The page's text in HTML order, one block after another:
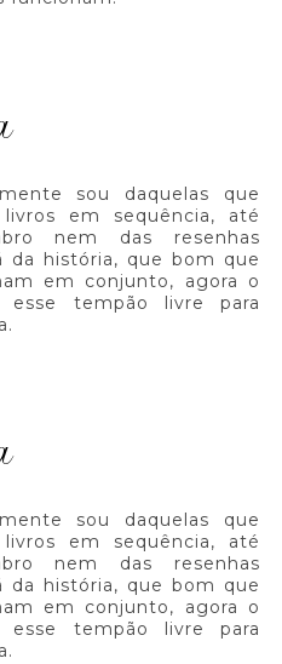
sou daquelas que
em sequência, até
nem das resenhas
da história, que bom que
em conjunto, agora o
tempão livre para
sou daquelas que
em sequência, até
nem das resenhas
da história, que bom que
em conjunto, agora o
tempão livre para